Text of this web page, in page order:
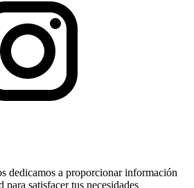
dedicamos a proporcionar información
para satisfacer tus necesidades